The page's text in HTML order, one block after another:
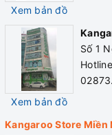
Xem bản đồ
Xem bản đồ
Số 1
Kangaroo Store Miền